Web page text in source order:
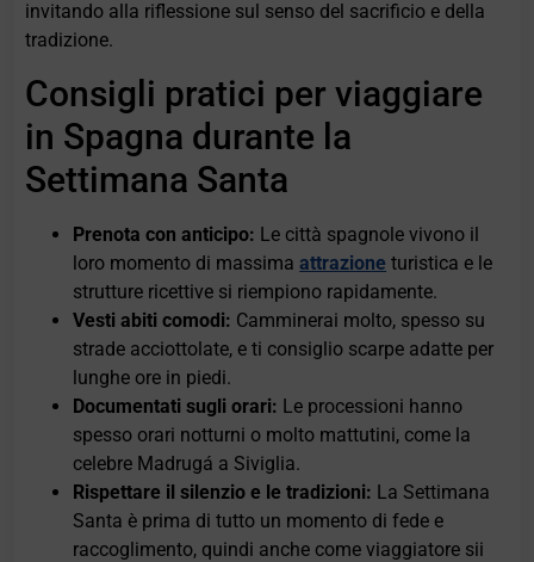
invitando alla riflessione sul senso del sacrificio e della
tradizione.
Consigli pratici per viaggiare
in Spagna durante la
Settimana Santa
Prenota con anticipo: Le città spagnole vivono il
loro momento di massimaattrazione turistica e le
strutture ricettive si riempiono rapidamente.
Vesti abiti comodi: Camminerai molto, spesso su
strade acciottolate, e ti consiglio scarpe adatte per
lunghe ore in piedi.
Documentati sugli orari: Le processioni hanno
spesso orari notturni o molto mattutini, come la
celebre Madrugá a Siviglia.
Rispettare il silenzio e le tradizioni: La Settimana
Santa è prima di tutto un momento di fede e
raccoglimento, quindi anche come viaggiatore sii